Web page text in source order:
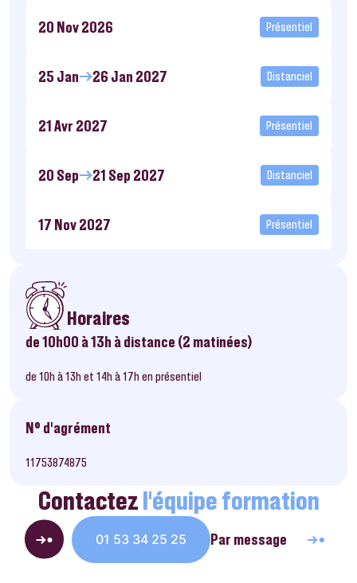
20 Nov 2026 Présentiel
25 Jan 26 Jan 2027 Distanciel
21 Avr 2027 Présentiel
20 Sep 21 Sep 2027 Distanciel
17 Nov 2027 Présentiel
Horaires
de 10h00 à 13h à distance (2 matinées)
de 10h à 13h et 14h à 17h en présentiel
N° d’agrément
11753874875
Contactezl’équipe formation
01 53 34 25 25 Par message